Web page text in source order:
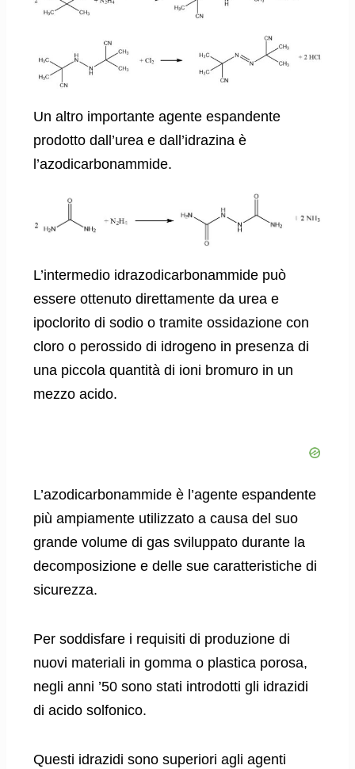
Un altro importante agente espandente
prodotto dall’urea e dall’idrazina è
l’azodicarbonammide.
L’intermedio idrazodicarbonammide può
essere ottenuto direttamente da urea e
ipoclorito di sodio o tramite ossidazione con
cloro o perossido di idrogeno in presenza di
una piccola quantità di ioni bromuro in un
mezzo acido.
L’azodicarbonammide è l’agente espandente
più ampiamente utilizzato a causa del suo
grande volume di gas sviluppato durante la
decomposizione e delle sue caratteristiche di
sicurezza.
Per soddisfare i requisiti di produzione di
nuovi materiali in gomma o plastica porosa,
negli anni ’50 sono stati introdotti gli idrazidi
di acido solfonico.
Questi idrazidi sono superiori agli agenti